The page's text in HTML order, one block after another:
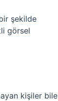
şekilde
görsel
kişiler bile